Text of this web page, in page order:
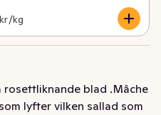
17,93 kr
/kg
kr /kg
blad .Mâche
lyfter vilken sallad som